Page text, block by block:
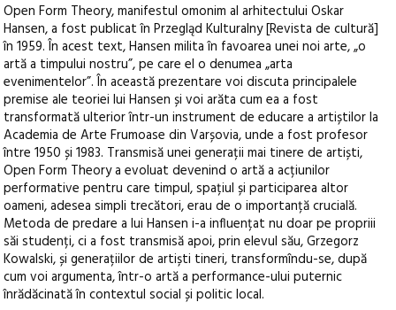
Open Form Theory, manifestul omonim al arhitectului Oskar
Hansen, a fost publicat în Przegląd Kulturalny [Revista de cultură]
în 1959. În acest text, Hansen milita în favoarea unei noi arte, „o
artă a timpului nostru”, pe care el o denumea „arta
evenimentelor”. În această prezentare voi discuta principalele
premise ale teoriei lui Hansen și voi arăta cum ea a fost
transformată ulterior într-un instrument de educare a artiștilor la
Academia de Arte Frumoase din Varșovia, unde a fost profesor
între 1950 și 1983. Transmisă unei generații mai tinere de artiști,
Open Form Theory a evoluat devenind o artă a acțiunilor
performative pentru care timpul, spațiul și participarea altor
oameni, adesea simpli trecători, erau de o importanță crucială.
Metoda de predare a lui Hansen i-a influențat nu doar pe propriii
săi studenți, ci a fost transmisă apoi, prin elevul său, Grzegorz
Kowalski, și generațiilor de artiști tineri, transformîndu-se, după
cum voi argumenta, într-o artă a performance-ului puternic
înrădăcinată în contextul social și politic local.